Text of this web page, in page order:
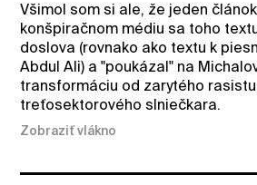
Všimol som si ale, že jeden
konšpiračnom médiu sa toho
doslova (rovnako ako textu k
Abdul Ali) a "poukázal" na
transformáciu od zarytého
treťosektorového slniečkara.
Zobraziť vlákno